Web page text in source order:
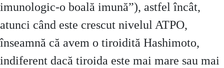
imunologic-o boală imună”), astfel încât,
atunci când este crescut nivelul ATPO,
înseamnă că avem o tiroidită Hashimoto,
indiferent dacă tiroida este mai mare sau mai